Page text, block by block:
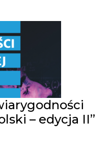
– edycja II”